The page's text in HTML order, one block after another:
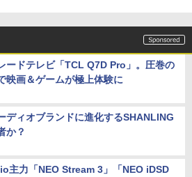
ードテレビ「TCL Q7D Pro」。圧巻の
映画＆ゲームが極上体験に
ディオブランドに進化するSHANLING
か？
主力「NEO Stream 3」「NEO iDSD